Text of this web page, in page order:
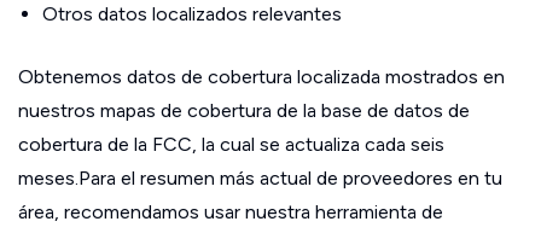
Otros datos localizados relevantes
Obtenemos datos de cobertura localizada mostrados en
nuestros mapas de cobertura de la base de datos de
cobertura de la FCC, la cual se actualiza cada seis
meses.Para el resumen más actual de proveedores en tu
área, recomendamos usar nuestra herramienta de